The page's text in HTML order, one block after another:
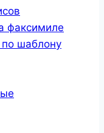
факсимиле
шаблону